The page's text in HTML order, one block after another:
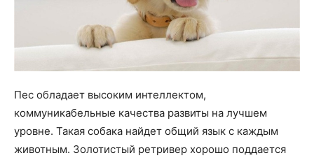
Пес обладает высоким интеллектом,
коммуникабельные качества развиты на лучшем
уровне. Такая собака найдет общий язык с каждым
животным. Золотистый ретривер хорошо поддается